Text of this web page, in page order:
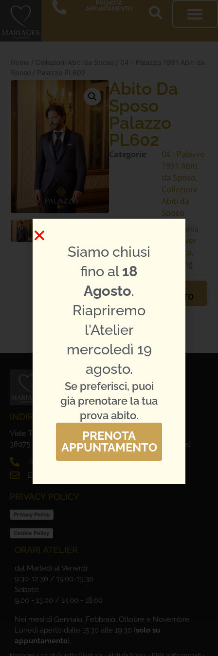
PRENOTA
APPUNTAMENTO
Home / Collezioni Abiti da Sposo / 04 - Palazzo 1991 Abiti da
Sposo / Palazzo PL602
Abito Da
Sposo
Palazzo
PL602
Categorie
04 - Palazzo
1991 Abiti
da Sposo
Collezioni
Abiti da
Sposo
cerimonia
rever
sciallato
smoking
APPUNTAMENTO
TI PIACE L'ABITO?
INDIRIZZO E CONTATTI
Viale Trieste, 1
36075 Alte Ceccato di Montecchio Maggiore (Vicenza)
Tel. 0444 698321
Email: info@mariages.it
PRIVACY POLICY
Privacy Policy
Cookie Policy
ORARI ATELIER
dal Martedì al Venerdì:
9:30-12:30 / 15:00-19:30
Sabato:
9.00 - 13.00 / 14.00 - 18.00
Nei mesi di Gennaio, Febbraio, Ottobre e Novembre:
Lunedì aperto dalle 15:30 alle 19:30 (solo su
appuntamento).
Siamo chiusi
fino al18
Agosto.
Riapriremo
l'Atelier
mercoledì 19
agosto.
Se preferisci, puoi
già prenotare la tua
prova abito.
PRENOTA
APPUNTAMENTO